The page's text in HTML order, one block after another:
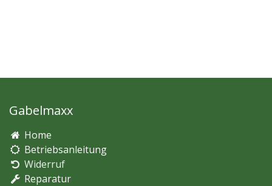
Gabelmaxx
Home
Betriebsanleitung
Widerruf
Reparatur